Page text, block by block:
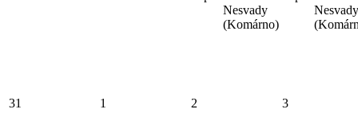
Nesvady
(Komárno)
Nesvady
31 1 2 3